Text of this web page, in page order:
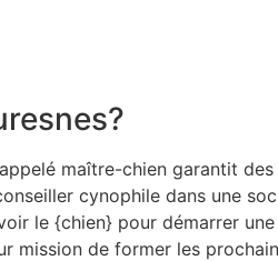
maître-chien garantit
cynophile dans une
le {chien} pour démarrer
mission de former les